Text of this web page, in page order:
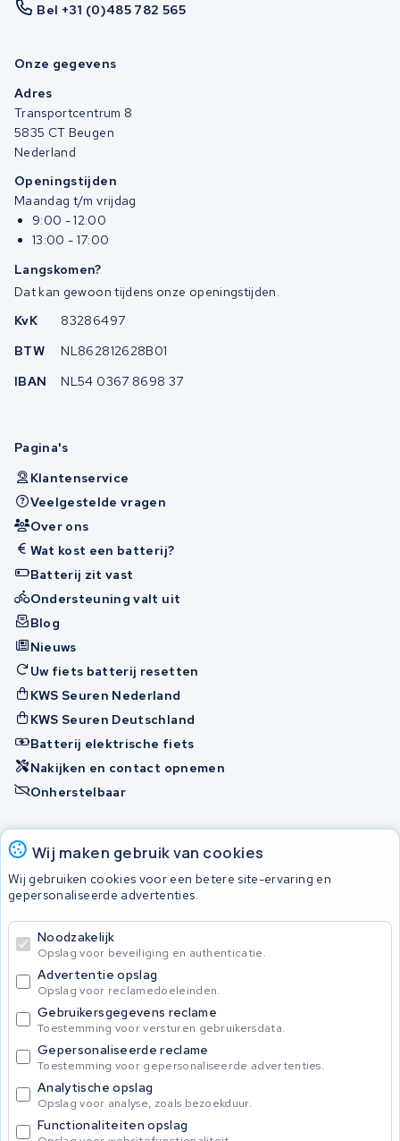
Wij maken gebruik van cookies
Wij gebruiken cookies voor een betere site-ervaring en
gepersonaliseerde advertenties.
Noodzakelijk
Opslag voor beveiliging en authenticatie.
Advertentie opslag
Opslag voor reclamedoeleinden.
Gebruikersgegevens reclame
Toestemming voor versturen gebruikersdata.
Gepersonaliseerde reclame
Toestemming voor gepersonaliseerde advertenties.
Analytische opslag
Opslag voor analyse, zoals bezoekduur.
Functionaliteiten opslag
Bel +31 (0)485 782 565
Onze gegevens
Adres
Transportcentrum 8
5835 CT Beugen
Nederland
Openingstijden
Maandag t/m vrijdag
9:00 - 12:00
13:00 - 17:00
Langskomen?
Dat kan gewoon tijdens onze openingstijden.
KvK
83286497
BTW
NL862812628B01
IBAN
NL54 0367 8698 37
Pagina's
Klantenservice
Veelgestelde vragen
Over ons
Wat kost een batterij?
Batterij zit vast
Ondersteuning valt uit
Blog
Nieuws
Uw fiets batterij resetten
KWS Seuren Nederland
KWS Seuren Deutschland
Batterij elektrische fiets
Nakijken en contact opnemen
Onherstelbaar
Accu's
Privacy Policy